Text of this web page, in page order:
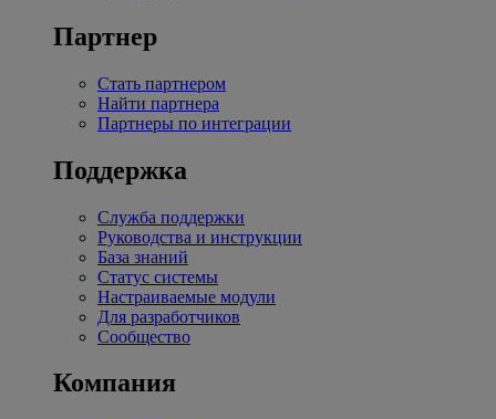
Партнер
Стать партнером
Найти партнера
Партнеры по интеграции
Поддержка
Служба поддержки
Руководства и инструкции
База знаний
Статус системы
Настраиваемые модули
Для разработчиков
Сообщество
Компания